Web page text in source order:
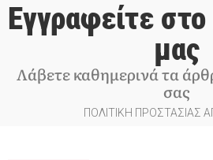
Εγγραφείτε
μας
Λάβετε καθημερινά τα
σας
ΠΟΛΙΤΙΚΗ ΠΡΟΣΤΑΣΙΑΣ